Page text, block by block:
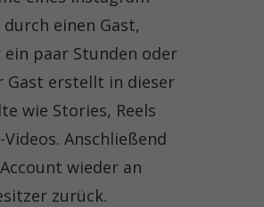
einen Gast,
paar Stunden oder
Gast erstellt in dieser
wie Stories, Reels
Anschließend
wieder an
zurück.